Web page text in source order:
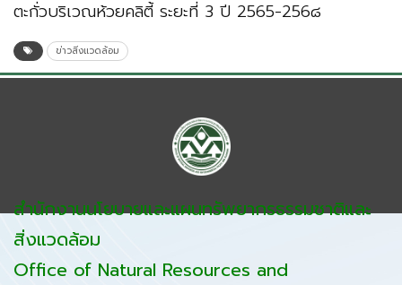
ตะกั่วบริเวณห้วยคลิตี้ ระยะที่ 3 ปี 2565-256๘
ข่าวสิ่งแวดล้อม
สำนักงานนโยบายและแผนทรัพยากรธรรมชาติและ
สิ่งแวดล้อม
Office of Natural Resources and